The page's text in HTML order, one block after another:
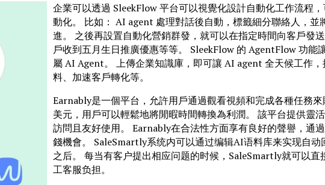
企業可以透過 SleekFlow 平台可以視覺化設計自動化工作流程
動化。 比如： AI agent 處理對話後自動，標籤細分聯絡人，並
進。 之後再設置自動化營銷群發，就可以在指定時間向客戶發
戶收到五月生日推廣優惠等等。 SleekFlow 的 AgentFlow 功能
屬 AI Agent。 上傳企業知識庫，即可讓 AI agent 全天候工作
料、加速客戶轉化等。
Earnably是一個平台，允許用戶通過觀看視頻和完成各種任務
美元，用戶可以輕鬆地將閒暇時間轉換為利潤。 該平台提供靈
訪問且友好使用。 Earnably在合法性方面享有良好的聲譽，通
錢機會。 SaleSmartly系统内可以通过编辑AI语料库来实现自
之后。 每当有客户提出相应问题的时候，SaleSmartly就可以
工客服负担。